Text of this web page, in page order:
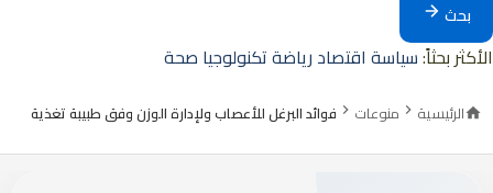
بحث
الأكثر بحثاً:سياسة اقتصاد رياضةتكنولوجيا صحة
الرئيسية منوعات فوائد البرغل للأعصاب ولإدارة الوزن وفق طبيبة تغذية